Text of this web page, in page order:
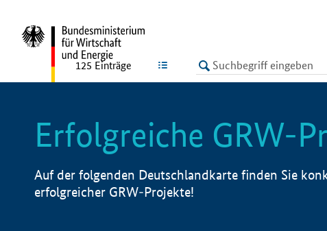
LISTE
125 Einträge
Erfolgreiche GRW-
Auf der folgenden Deutschlandkarte finden Sie
erfolgreicher GRW-Projekte!